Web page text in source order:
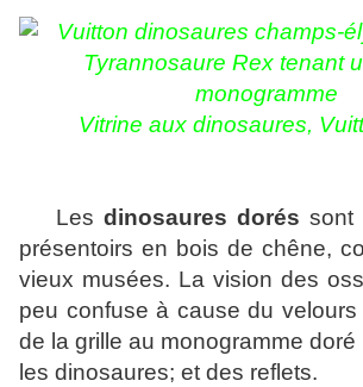
Tyrannosaure Rex tenant
monogramme
Vitrine aux dinosaures,
Les dinosaures dorés sont
présentoirs en bois de chêne,
vieux musées. La vision des
peu confuse à cause du
de la grille au monogramme doré
les dinosaures; et des reflets.